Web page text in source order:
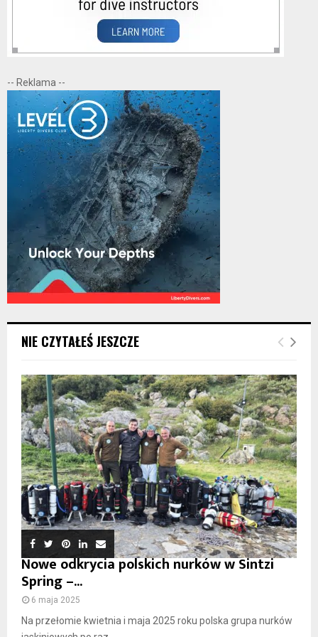
-- Reklama --
NIE CZYTAŁEŚ JESZCZE
Nowe odkrycia polskich nurków w Sintzi
Spring –...
6 maja 2025
Na przełomie kwietnia i maja 2025 roku polska grupa nurków